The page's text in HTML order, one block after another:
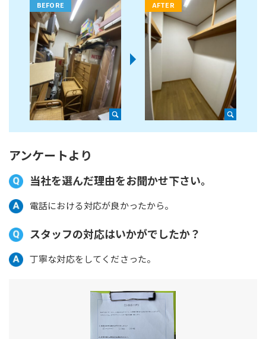
アンケートより
当社を選んだ理由をお聞かせ下さい。
電話における対応が良かったから。
スタッフの対応はいかがでしたか？
丁寧な対応をしてくださった。